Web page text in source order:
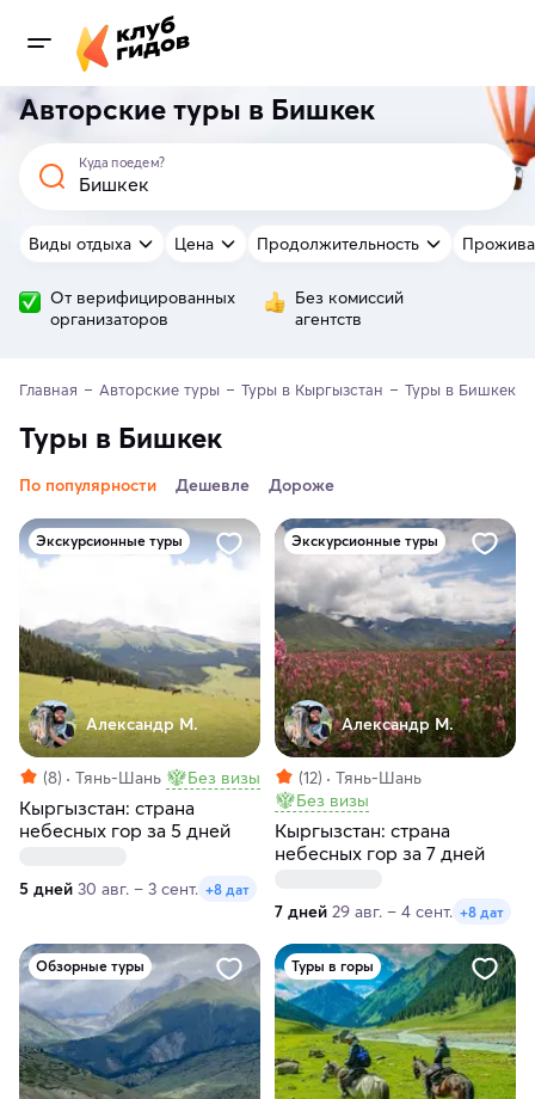
Авторские туры в Бишкек
Куда поедем?
Виды отдыха Цена Продолжительность
От верифицированных
организаторов
Без комиссий
агентств
Главная Авторские туры Туры в Кыргызстан Туры в Бишкек
Туры в Бишкек
По популярности Дешевле Дороже
Экскурсионные туры
Александр М.
(8) Тянь-Шань Без визы
Кыргызстан: страна
небесных гор за 5 дней
5 дней 30 авг. – 3 сент. +8 дат
Экскурсионные туры
Александр М.
(12)
Тянь-Шань
Без визы
Кыргызстан: страна
небесных гор за 7 дней
7 дней 29 авг. – 4 сент. +8 дат
Обзорные туры Туры в горы